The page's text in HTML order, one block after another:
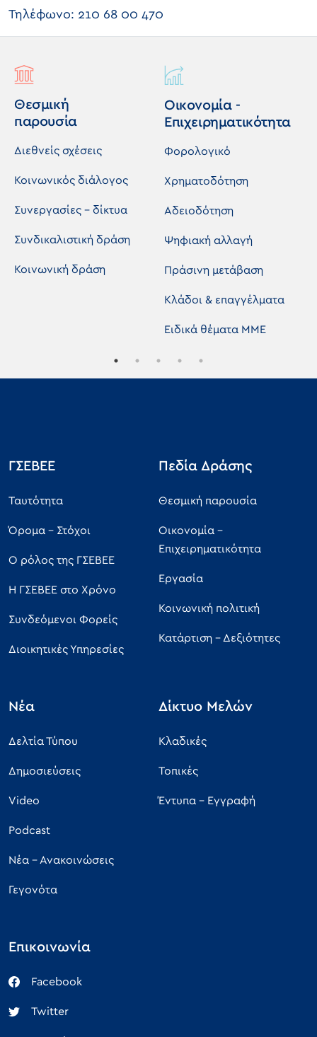
Τηλέφωνο: 210 68 00 470
Θεσμική
παρουσία
Διεθνείς σχέσεις
Κοινωνικός διάλογος
Συνεργασίες - δίκτυα
Συνδικαλιστική δράση
Κοινωνική δράση
Οικονομία -
Επιχειρηματικότητα
Φορολογικό
Χρηματοδότηση
Αδειοδότηση
Ψηφιακή αλλαγή
Πράσινη μετάβαση
Κλάδοι & επαγγέλματα
Ειδικά θέματα ΜΜΕ
ΓΣΕΒΕΕ
Ταυτότητα
Όρομα - Στόχοι
Ο ρόλος της ΓΣΕΒΕΕ
Η ΓΣΕΒΕΕ στο Χρόνο
Συνδεόμενοι Φορείς
Διοικητικές Υπηρεσίες
Πεδία Δράσης
Θεσμική παρουσία
Οικονομία -
Επιχειρηματικότητα
Εργασία
Κοινωνική πολιτική
Κατάρτιση - Δεξιότητες
Νέα
Δελτία Τύπου
Δημοσιεύσεις
Video
Podcast
Νέα - Ανακοινώσεις
Γεγονότα
Δίκτυο Μελών
Κλαδικές
Τοπικές
Έντυπα - Εγγραφή
Επικοινωνία
Facebook
Twitter